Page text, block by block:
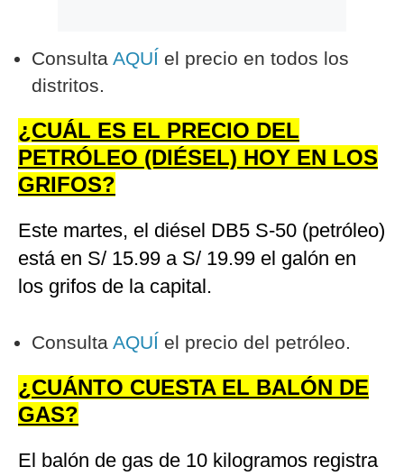
Consulta AQUÍ el precio en todos los
distritos.
¿CUÁL ES EL PRECIO DEL
PETRÓLEO (DIÉSEL) HOY EN LOS
GRIFOS?
Este martes, el diésel DB5 S-50 (petróleo)
está en S/ 15.99 a S/ 19.99 el galón en
los grifos de la capital.
Consulta AQUÍ el precio del petróleo.
¿CUÁNTO CUESTA EL BALÓN DE
GAS?
El balón de gas de 10 kilogramos registra